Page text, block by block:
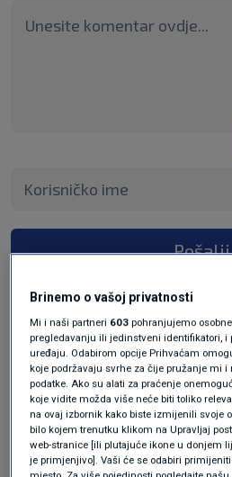
Pošalji
Oglas
Brinemo o vašoj privatnosti
Mi i naši partneri 603 pohranjujemo
pregledavanju ili jedinstveni identifikatori, i
uređaju. Odabirom opcije Prihvaćam
koje podržavaju svrhe za čije pružanje mi i
podatke. Ako su alati za praćenje
koje vidite možda više neće biti toliko
na ovaj izbornik kako biste izmijenili svoje
bilo kojem trenutku klikom na Upravljaj
web-stranice [ili plutajuće ikone u donjem
je primjenjivo]. Vaši će se odabiri